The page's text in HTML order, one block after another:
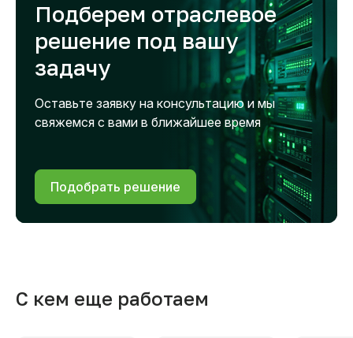
Подберем отраслевое
решение под вашу
задачу
Оставьте заявку на консультацию и мы
свяжемся с вами в ближайшее время
Подобрать решение
С кем еще работаем